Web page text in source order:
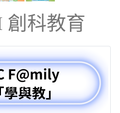
創科教育